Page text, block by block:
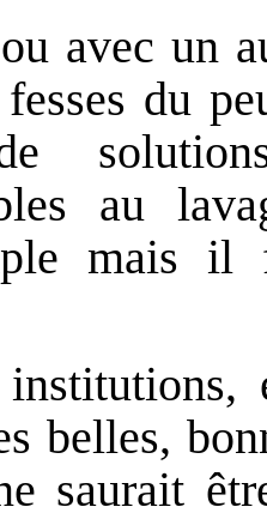
avec un
du
au
mais il
belles,
saurait